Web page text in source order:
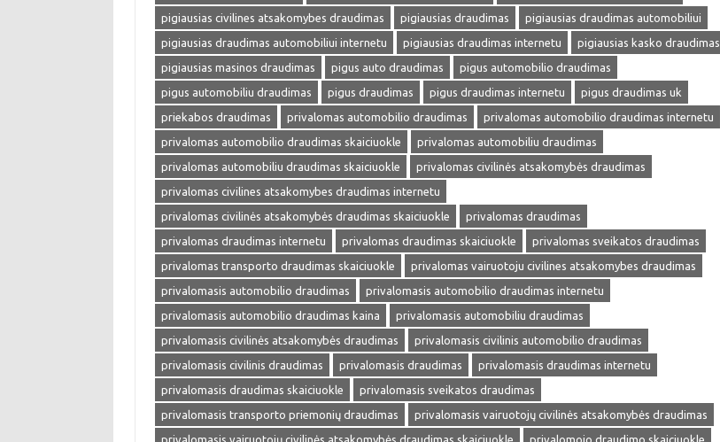
pigiausias civilines atsakomybes draudimas
pigiausias draudimas
pigiausias draudimas automobiliui
pigiausias draudimas automobiliui internetu
pigiausias draudimas internetu
pigiausias kasko draudimas
pigiausias masinos draudimas
pigus auto draudimas
pigus automobilio draudimas
pigus automobiliu draudimas
pigus draudimas pigus draudimas internetu
pigus draudimas uk
priekabos draudimas
privalomas automobilio draudimas
privalomas automobilio draudimas internetu
privalomas automobilio draudimas skaiciuokle
privalomas automobiliu draudimas
privalomas automobiliu draudimas skaiciuokle
privalomas civilinės atsakomybės draudimas
privalomas civilines atsakomybes draudimas internetu
privalomas civilinės atsakomybės draudimas skaiciuokle
privalomas draudimas
privalomas draudimas internetu
privalomas draudimas skaiciuokle
privalomas sveikatos draudimas
privalomas transporto draudimas skaiciuokle
privalomas vairuotoju civilines atsakomybes draudimas
privalomasis automobilio draudimas
privalomasis automobilio draudimas internetu
privalomasis automobilio draudimas kaina
privalomasis automobiliu draudimas
privalomasis civilinės atsakomybės draudimas
privalomasis civilinis automobilio draudimas
privalomasis civilinis draudimas
privalomasis draudimas
privalomasis draudimas internetu
privalomasis draudimas skaiciuokle
privalomasis sveikatos draudimas
privalomasis transporto priemonių draudimas
privalomasis vairuotojų civilinės atsakomybės draudimas
privalomasis vairuotojų civilinės atsakomybės draudimas skaiciuokle
privalomojo draudimo skaiciuokle